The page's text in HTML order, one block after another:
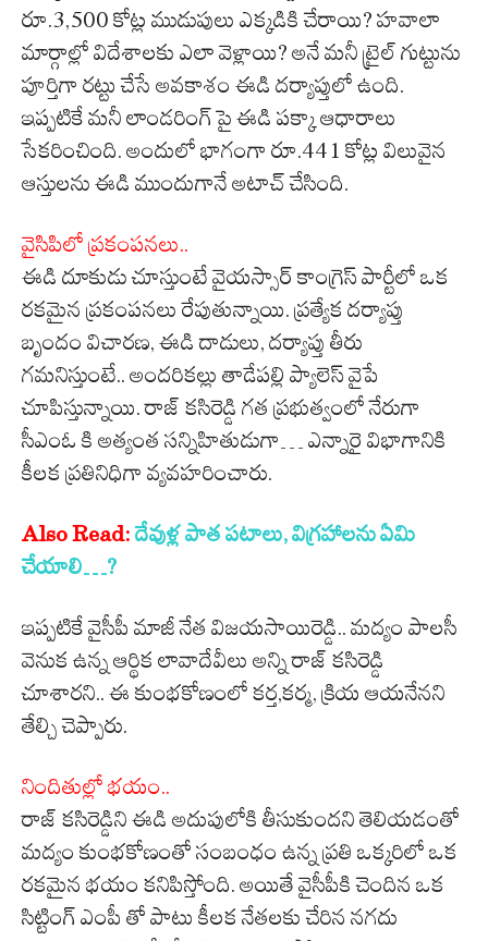
రూ.3,500 కోట్ల ముడుపులు ఎక్కడికి చేరాయి? హవాలా
మార్గాల్లో విదేశాలకు ఎలా వెళ్లాయి? అనే మనీ ట్రైల్ గుట్టును
పూర్తిగా రట్టు చేసే అవకాశం ఈడి దర్యాప్తులో ఉంది.
ఇప్పటికే మనీ లాండరింగ్ పై ఈడి పక్కా ఆధారాలు
సేకరించింది. అందులో భాగంగా రూ.441 కోట్ల విలువైన
ఆస్తులను ఈడి ముందుగానే అటాచ్ చేసింది.
వైసిపిలో ప్రకంపనలు..
ఈడి దూకుడు చూస్తుంటే వైయస్సార్ కాంగ్రెస్ పార్టీలో ఒక
రకమైన ప్రకంపనలు రేపుతున్నాయి. ప్రత్యేక దర్యాప్తు
బృందం విచారణ, ఈడి దాడులు, దర్యాప్తు తీరు
గమనిస్తుంటే.. అందరికల్లు తాడేపల్లి ప్యాలెస్ వైపే
చూపిస్తున్నాయి. రాజ్ కసిరెడ్డి గత ప్రభుత్వంలో నేరుగా
సీఎంఓ కి అత్యంత సన్నిహితుడుగా… ఎన్నారై విభాగానికి
కీలక ప్రతినిధిగా వ్యవహరించారు.
Also Read:దేవుళ్ల పాత పటాలు, విగ్రహాలను ఏమి
చేయాలి…?
ఇప్పటికే వైసీపీ మాజీ నేత విజయసాయిరెడ్డి.. మద్యం పాలసీ
వెనుక ఉన్న ఆర్థిక లావాదేవీలు అన్ని రాజ్ కసిరెడ్డి
చూశారని.. ఈ కుంభకోణంలో కర్త,కర్మ, క్రియ ఆయనేనని
తేల్చి చెప్పారు.
నిందితుల్లో భయం..
రాజ్ కసిరెడ్డిని ఈడి అదుపులోకి తీసుకుందని తెలియడంతో
మద్యం కుంభకోణంతో సంబంధం ఉన్న ప్రతి ఒక్కరిలో ఒక
రకమైన భయం కనిపిస్తోంది. అయితే వైసీపీకి చెందిన ఒక
సిట్టింగ్ ఎంపీ తో పాటు కీలక నేతలకు చేరిన నగదు